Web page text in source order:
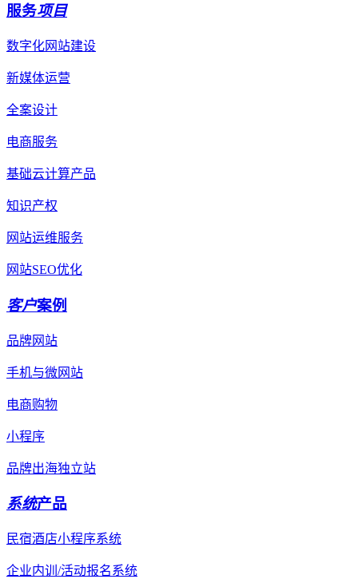
服务项目
数字化网站建设
新媒体运营
全案设计
电商服务
基础云计算产品
知识产权
网站运维服务
网站SEO优化
客户案例
品牌网站
手机与微网站
电商购物
小程序
品牌出海独立站
系统产品
民宿酒店小程序系统
企业内训/活动报名系统